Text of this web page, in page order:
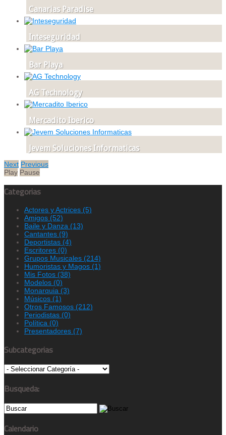
Canarias Paradise
Inteseguridad
Bar Playa
AG Technology
Mercadito Iberico
Jevem Soluciones Informaticas
Next Previous
Play Pause
Categorias
Actores y Actrices (5)
Amigos (52)
Baile y Danza (13)
Cantantes (9)
Deportistas (4)
Escritores (0)
Grupos Musicales (214)
Humoristas y Magos (1)
Mis Fotos (38)
Modelos (0)
Monarquia (3)
Músicos (1)
Otros Famosos (212)
Periodistas (0)
Política (0)
Presentadores (7)
Subcategorias
Busqueda:
Calendario